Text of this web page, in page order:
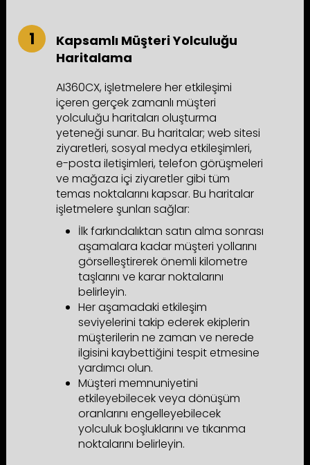
Kapsamlı Müşteri Yolculuğu
Haritalama
AI360CX, işletmelere her etkileşimi
içeren gerçek zamanlı müşteri
yolculuğu haritaları oluşturma
yeteneği sunar. Bu haritalar; web sitesi
ziyaretleri, sosyal medya etkileşimleri,
e-posta iletişimleri, telefon görüşmeleri
ve mağaza içi ziyaretler gibi tüm
temas noktalarını kapsar. Bu haritalar
işletmelere şunları sağlar:
İlk farkındalıktan satın alma sonrası
aşamalara kadar müşteri yollarını
görselleştirerek önemli kilometre
taşlarını ve karar noktalarını
belirleyin.
Her aşamadaki etkileşim
seviyelerini takip ederek ekiplerin
müşterilerin ne zaman ve nerede
ilgisini kaybettiğini tespit etmesine
yardımcı olun.
Müşteri memnuniyetini
etkileyebilecek veya dönüşüm
oranlarını engelleyebilecek
yolculuk boşluklarını ve tıkanma
noktalarını belirleyin.